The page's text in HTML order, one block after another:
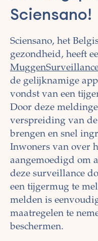
Sciensano!
Sciensano, het
gezondheid, heeft
de gelijknamige
vondst van een
Door deze
verspreiding van
brengen en snel
Inwoners van over
aangemoedigd om
deze surveillance
een tijgermug te
melden is
maatregelen te
beschermen.